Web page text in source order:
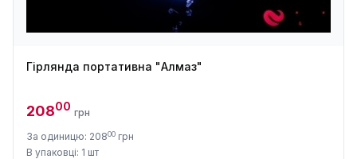
Гірлянда портативна "Алмаз"
20800 грн
За одиницю: 20800 грн
В упаковці: 1 шт